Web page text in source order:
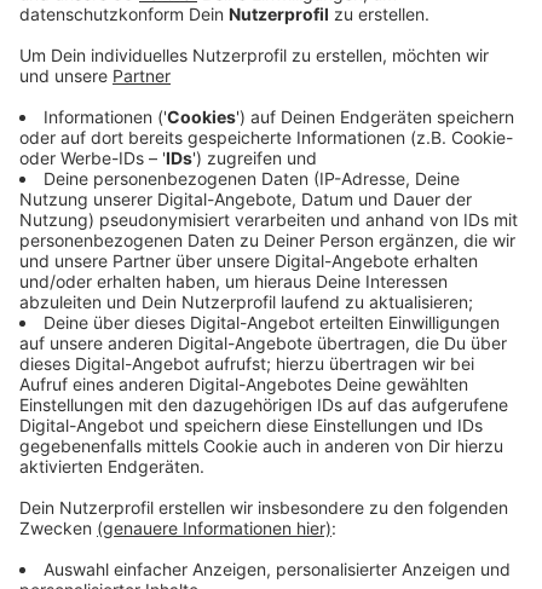
Produkte aus dem Ausland oder aus dem Internet
Nur Feuerwerk mit CE-Zeichen ist erlaubt
Anzeige
Erlaubtes Feuerwerk muss eingeprüftes CE-Zeichen
tragen. Nur dann darf es in Deutschland verkauft und
gezündet werden. Feuerwerkskörper ohne diese
Kennzeichnung dürfennicht nach Deutschland
eingeführtwerden. Wer es dennoch versucht, macht
sich strafbar – darauf weist dasHauptzollamt
Krefeld ausdrücklich hin.
Anzeige